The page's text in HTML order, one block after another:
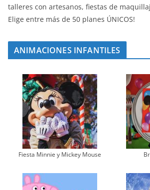
talleres con artesanos, fiestas de
Elige entre más de 50 planes ÚNICOS!
ANIMACIONES INFANTILES
Fiesta Minnie y Mickey Mouse